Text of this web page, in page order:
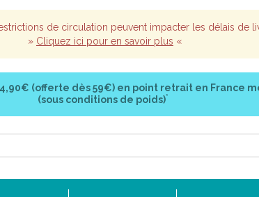
de circulation peuvent impacter les délais de
» Cliquez ici pour en savoir plus «
4,90€ (offerte dès 59€) en point retrait en France
(sous conditions de poids)*